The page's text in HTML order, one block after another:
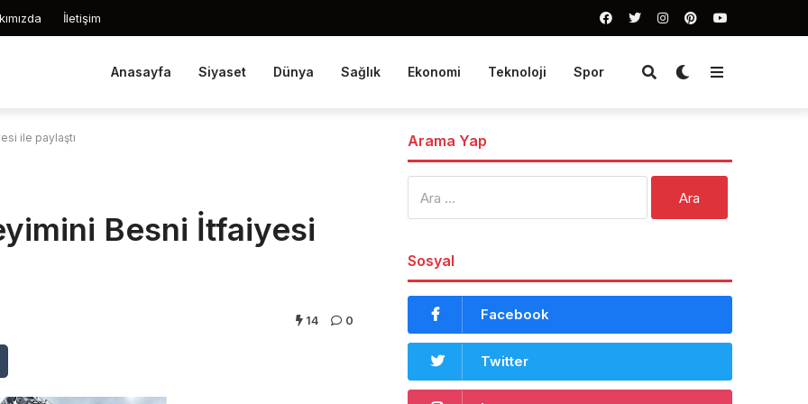
İletişim
Anasayfa Siyaset Dünya Sağlık Ekonomi Teknoloji Spor
ile paylaştı
Besni İtfaiyesi
14 0
Arama Yap
Sosyal
Facebook
Twitter